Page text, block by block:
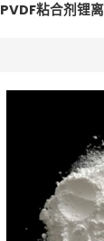
PVDF粘合剂锂